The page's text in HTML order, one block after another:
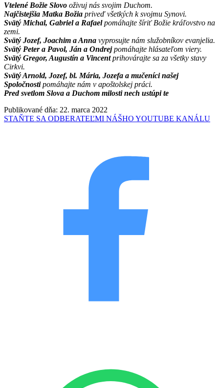
Vtelené Božie Slovo oživuj nás svojim Duchom.
Najčistejšia Matka Božia priveď všetkých k svojmu Synovi.
Svätý Michal, Gabriel a Rafaelpomáhajte šíriť Božie kráľovstvo na
zemi.
Svätý Jozef, Joachim a Anna vyprosujte nám služobníkov evanjelia.
Svätý Peter a Pavol, Ján a Ondrejpomáhajte hlásateľom viery.
Svätý Gregor, Augustín a Vincentprihovárajte sa za všetky stavy
Cirkvi.
Svätý Arnold, Jozef, bl. Mária, Jozefa a mučeníci našej
Spoločnostipomáhajte nám v apoštolskej práci.
Pred svetlom Slova a Duchom milosti nech ustúpi te
Publikované dňa: 22. marca 2022
STAŇTE SA ODBERATEĽMI NÁŠHO YOUTUBE KANÁLU